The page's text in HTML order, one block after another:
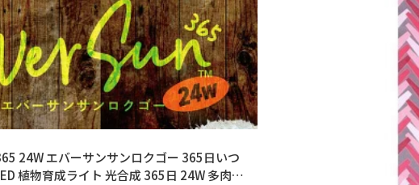
24W エバーサンサンロクゴー 365日いつ
植物育成ライト 光合成 365日 24W 多肉植